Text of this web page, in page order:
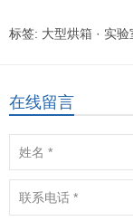
标签: 大型烘箱 · 实验
在线留言